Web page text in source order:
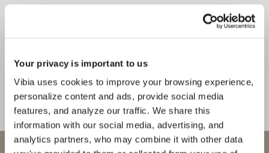
Your privacy is important to us
Vibia uses cookies to improve your browsing experience,
personalize content and ads, provide social media
features, and analyze our traffic. We share this
information with our social media, advertising, and
analytics partners, who may combine it with other data
Descubre nuestras colecciones de
Closer
COLGANTE
PIE Y SOBREMESA
Dots glass
PARED
Bienvenido a Vibia